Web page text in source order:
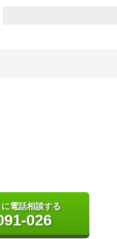
電話相談する
026